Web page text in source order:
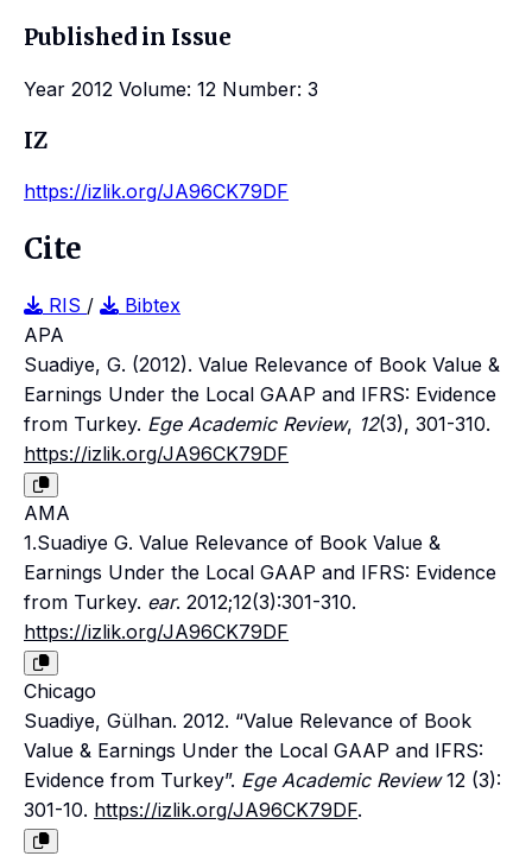
Published in Issue
Year 2012 Volume: 12 Number: 3
IZ
https://izlik.org/JA96CK79DF
Cite
RIS /
Bibtex
APA
Suadiye, G. (2012). Value Relevance of Book Value &
Earnings Under the Local GAAP and IFRS: Evidence
from Turkey. Ege Academic Review, 12(3), 301-310.
https://izlik.org/JA96CK79DF
AMA
1.Suadiye G. Value Relevance of Book Value &
Earnings Under the Local GAAP and IFRS: Evidence
from Turkey. ear. 2012;12(3):301-310.
https://izlik.org/JA96CK79DF
Chicago
Suadiye, Gülhan. 2012. “Value Relevance of Book
Value & Earnings Under the Local GAAP and IFRS:
Evidence from Turkey”. Ege Academic Review12 (3):
301-10. https://izlik.org/JA96CK79DF.